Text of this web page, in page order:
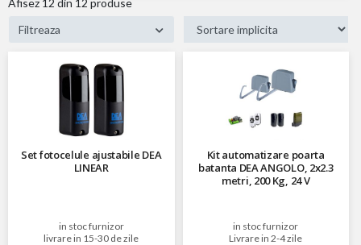
Afisez 12 din 12 produse
Filtreaza
Set fotocelule ajustabile DEA
LINEAR
in stoc furnizor
livrare in 15-30 de zile
Kit automatizare poarta
batanta DEA ANGOLO, 2x2.3
metri, 200 Kg, 24 V
in stoc furnizor
Livrare in 2-4 zile